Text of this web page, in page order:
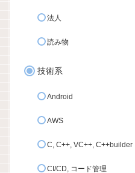
法人
読み物
技術系
Android
AWS
C, C++, VC++, C++builder
CI/CD, コード管理